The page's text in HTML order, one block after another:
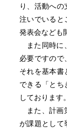
り、活動へ
注いでいると
発表会なども
また同時に
必要ですので
それを基本書
できる「とち
しております。
また、計画
が課題として